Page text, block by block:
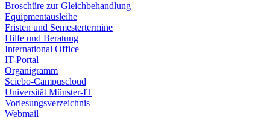
Broschüre zur Gleichbehandlung
Equipmentausleihe
Fristen und Semestertermine
Hilfe und Beratung
International Office
IT-Portal
Organigramm
Sciebo-Campuscloud
Universität Münster-IT
Vorlesungsverzeichnis
Webmail